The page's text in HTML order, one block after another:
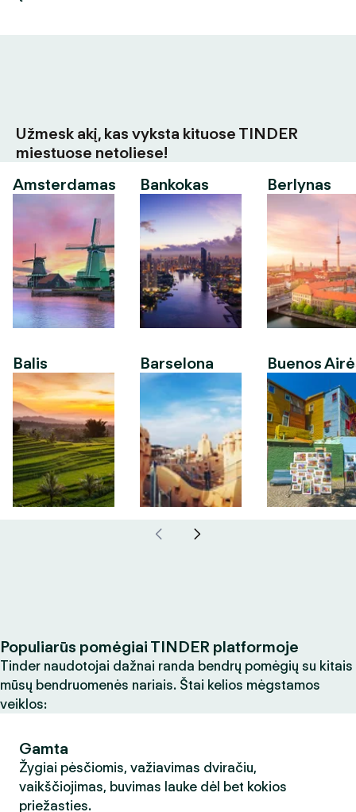
Užmesk akį, kas vyksta kituose TINDER
miestuose netoliese!
Amsterdamas
Balis
Bankokas
Barselona
Berlynas
Buenos
Populiarūs pomėgiai TINDER platformoje
Tinder naudotojai dažnai randa bendrų pomėgių su kitais
mūsų bendruomenės nariais. Štai kelios mėgstamos
veiklos:
Gamta
Žygiai pėsčiomis, važiavimas dviračiu,
vaikščiojimas, buvimas lauke dėl bet kokios
priežasties.